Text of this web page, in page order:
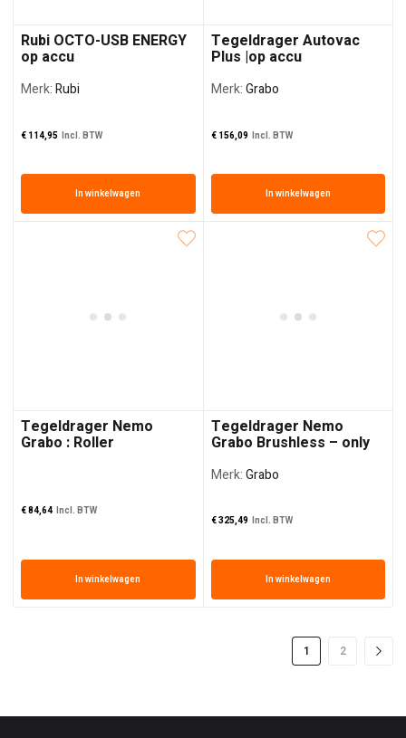
Rubi OCTO-USB ENERGY
op accu
€ 114,95 Incl. BTW
In winkelwagen
Merk:Rubi
Tegeldrager Autovac
Plus |op accu
€156,09 Incl. BTW
In winkelwagen
Merk:Grabo
Tegeldrager Nemo
Grabo : Roller
€84,64 Incl. BTW
In winkelwagen
Tegeldrager Nemo
Grabo Brushless – only
€325,49 Incl. BTW
In winkelwagen
Merk:Grabo
1 2